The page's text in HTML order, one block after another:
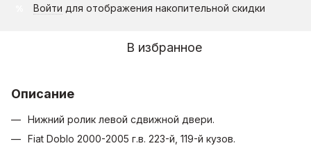
Войти для отображения накопительной скидки
В избранное
Описание
Нижний ролик левой сдвижной двери.
Fiat Doblo 2000-2005 г.в. 223-й, 119-й кузов.